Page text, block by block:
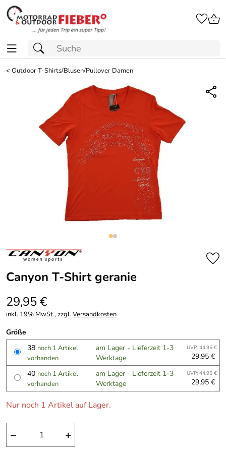
<Outdoor T-Shirts/Blusen/Pullover Damen
Canyon T-Shirt geranie
29,95 €
inkl. 19% MwSt., zzgl.Versandkosten
Größe
38 noch 1 Artikel
vorhanden
am Lager - Lieferzeit 1-3
Werktage
UVP: 44,95 €
29,95 €
40 noch 1 Artikel
vorhanden
am Lager - Lieferzeit 1-3
Werktage
UVP: 44,95 €
29,95 €
Nur noch 1 Artikel auf Lager.
− +